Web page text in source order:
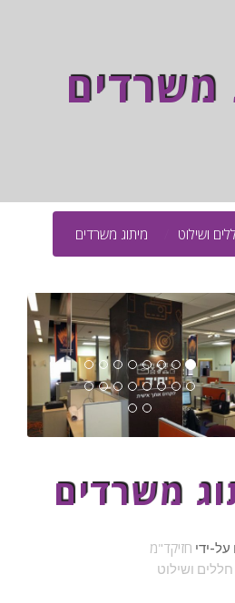
משרדים
ושילוט מיתוג משרדים
משרדים
ידי חזיקד"מ
חללים ושילוט